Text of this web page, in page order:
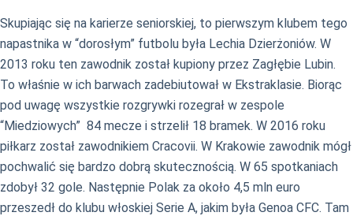
Skupiając się na karierze seniorskiej, to pierwszym klubem tego
napastnika w “dorosłym” futbolu była Lechia Dzierżoniów. W
2013 roku ten zawodnik został kupiony przez Zagłębie Lubin.
To właśnie w ich barwach zadebiutował w Ekstraklasie. Biorąc
pod uwagę wszystkie rozgrywki rozegrał w zespole
“Miedziowych” 84 mecze i strzelił 18 bramek. W 2016 roku
piłkarz został zawodnikiem Cracovii. W Krakowie zawodnik mógł
pochwalić się bardzo dobrą skutecznością. W 65 spotkaniach
zdobył 32 gole. Następnie Polak za około 4,5 mln euro
przeszedł do klubu włoskiej Serie A, jakim była Genoa CFC. Tam